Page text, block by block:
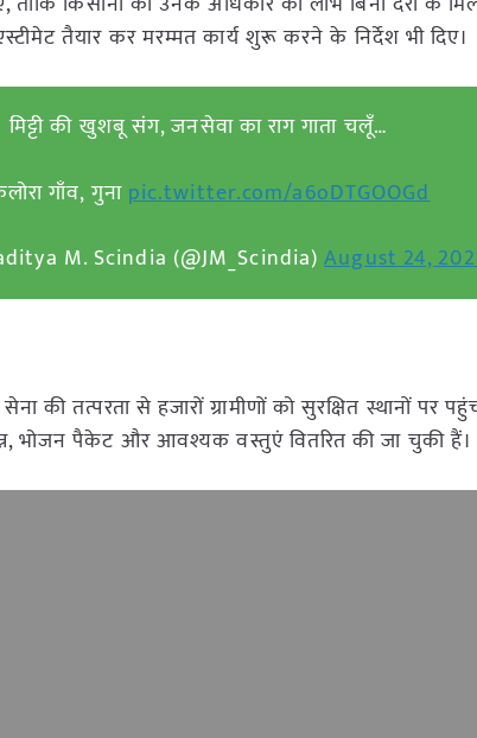
तैयार कर मरम्मत कार्य शुरू करने के निर्देश भी दिए।
मिट्टी की खुशबू संग, जनसेवा का राग गाता चलूँ…
गाँव, गुना pic.twitter.com/a6oDTGOOGd
M. Scindia (@JM_Scindia)August 24,
की तत्परता से हजारों ग्रामीणों को सुरक्षित स्थानों पर
भोजन पैकेट और आवश्यक वस्तुएं वितरित की जा चुकी हैं।